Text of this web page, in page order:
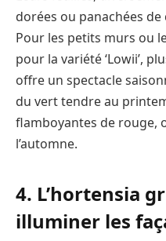
dorées ou panachées
Pour les petits murs ou
pour la variété ‘Lowii’,
offre un spectacle
du vert tendre au
flamboyantes de rouge,
l’automne.
4. L’hortensia
illuminer les